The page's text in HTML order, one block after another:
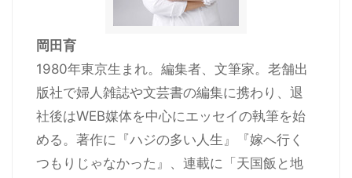
岡田育
1980年東京生まれ。編集者、文筆家。老舗出
版社で婦人雑誌や文芸書の編集に携わり、退
社後はWEB媒体を中心にエッセイの執筆を始
める。著作に『ハジの多い人生』『嫁へ行く
つもりじゃなかった』、連載に「天国飯と地